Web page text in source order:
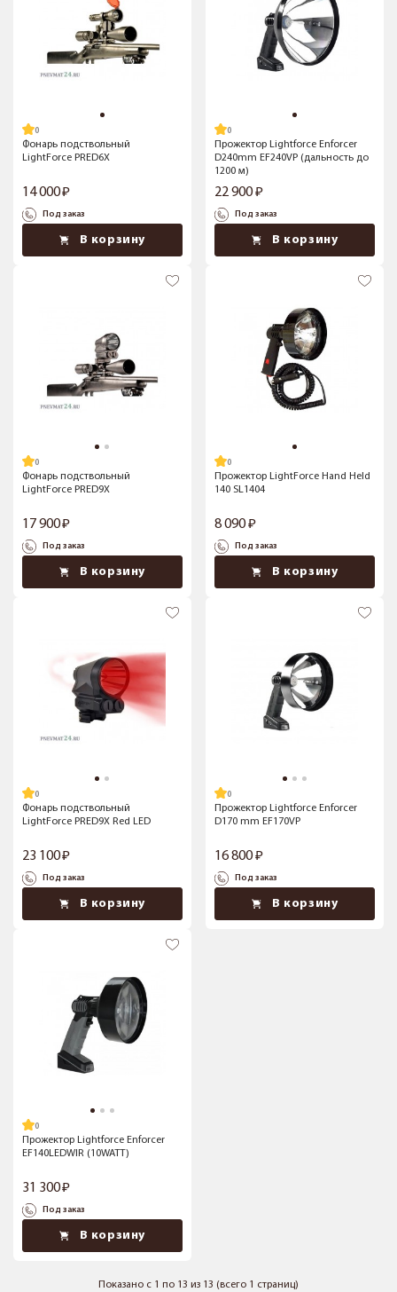
Фонарь подствольный
LightForce PRED6X
14 000
Под заказ
В корзину
Прожектор Lightforce Enforcer
D240mm EF240VP (дальность до
1200 м)
22 900
Под заказ
В корзину
Фонарь подствольный
LightForce PRED9X
17 900
Под заказ
В корзину
Прожектор LightForce Hand Held
140 SL1404
8 090
Под заказ
В корзину
Фонарь подствольный
LightForce PRED9X Red LED
23 100
Под заказ
В корзину
Прожектор Lightforce Enforcer
D170 mm EF170VP
16 800
Под заказ
В корзину
Прожектор Lightforce Enforcer
EF140LEDWIR (10WATT)
31 300
Под заказ
В корзину
Показано с 1 по 13 из 13 (всего 1 страниц)